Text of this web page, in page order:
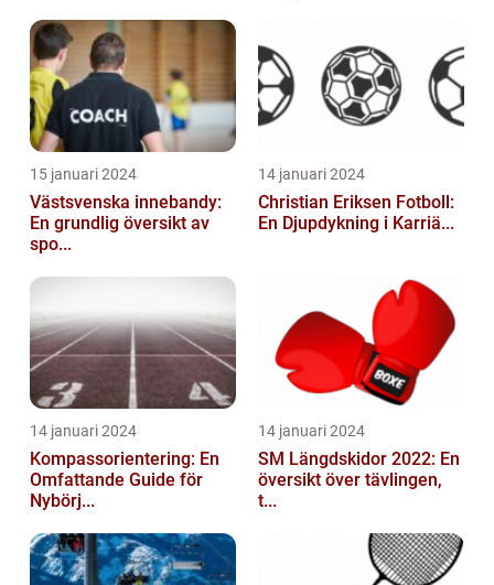
15 januari 2024
Västsvenska innebandy:
En grundlig översikt av
spo...
14 januari 2024
Christian Eriksen Fotboll:
En Djupdykning i Karriä...
14 januari 2024
Kompassorientering: En
Omfattande Guide för
Nybörj...
14 januari 2024
SM Längdskidor 2022: En
översikt över tävlingen,
t...